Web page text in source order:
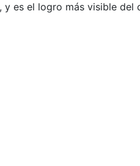
es el logro más visible del